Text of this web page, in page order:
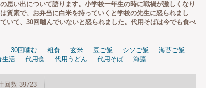
思い出について語ります。小学校一年生の時に戦禍が激しくなり
質素で、お弁当に白米を持っていくと学校の先生に怒られまし
いて、30回噛んでいないと怒られました。代用そばは今でも食べ
30回噛む 粗食 玄米 豆ご飯 シソご飯
海苔ご飯
生活 代用食 代用うどん 代用そば 海藻
回数 39723